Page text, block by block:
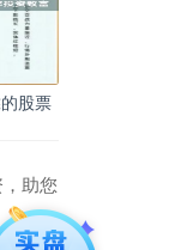
股票
助您